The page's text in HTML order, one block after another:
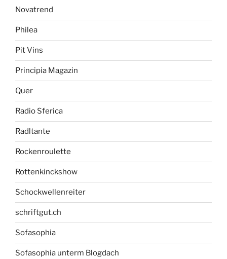
Novatrend
Philea
Pit Vins
Principia Magazin
Quer
Radio Sferica
Radltante
Rockenroulette
Rottenkinckshow
Schockwellenreiter
schriftgut.ch
Sofasophia
Sofasophia unterm Blogdach